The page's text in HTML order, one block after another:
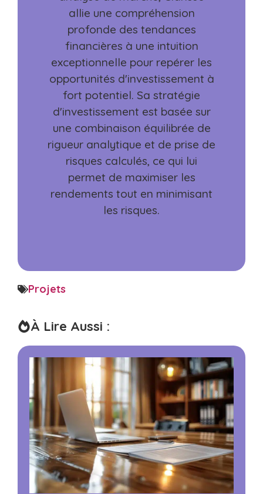
allie une compréhension
profonde des tendances
financières à une intuition
exceptionnelle pour repérer les
opportunités d'investissement à
fort potentiel. Sa stratégie
d'investissement est basée sur
une combinaison équilibrée de
rigueur analytique et de prise de
risques calculés, ce qui lui
permet de maximiser les
rendements tout en minimisant
les risques.
Projets
À Lire Aussi :